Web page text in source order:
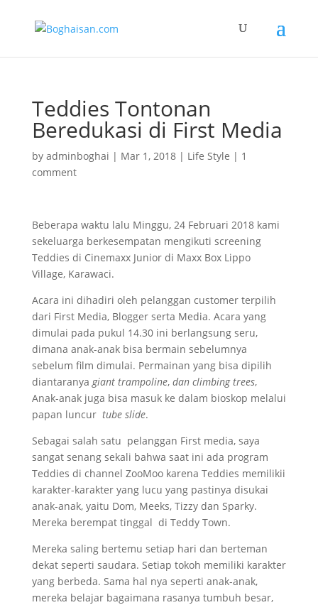
Teddies Tontonan
Beredukasi di First Media
by adminboghai | Mar 1, 2018| Life Style | 1
comment
Beberapa waktu lalu Minggu, 24 Februari 2018 kami
sekeluarga berkesempatan mengikuti screening
Teddies di Cinemaxx Junior di Maxx Box Lippo
Village, Karawaci.
Acara ini dihadiri oleh pelanggan customer terpilih
dari First Media, Blogger serta Media. Acara yang
dimulai pada pukul 14.30 ini berlangsung seru,
dimana anak-anak bisa bermain sebelumnya
sebelum film dimulai. Permainan yang bisa dipilih
diantaranyagiant trampoline, dan climbing trees,
Anak-anak juga bisa masuk ke dalam bioskop melalui
papan luncur tube slide.
Sebagai salah satu pelanggan First media, saya
sangat senang sekali bahwa saat ini ada program
Teddies di channel ZooMoo karena Teddies memilikii
karakter-karakter yang lucu yang pastinya disukai
anak-anak, yaitu Dom, Meeks, Tizzy dan Sparky.
Mereka berempat tinggal di Teddy Town.
Mereka saling bertemu setiap hari dan berteman
dekat seperti saudara. Setiap tokoh memiliki karakter
yang berbeda. Sama hal nya seperti anak-anak,
mereka belajar bagaimana rasanya tumbuh besar,